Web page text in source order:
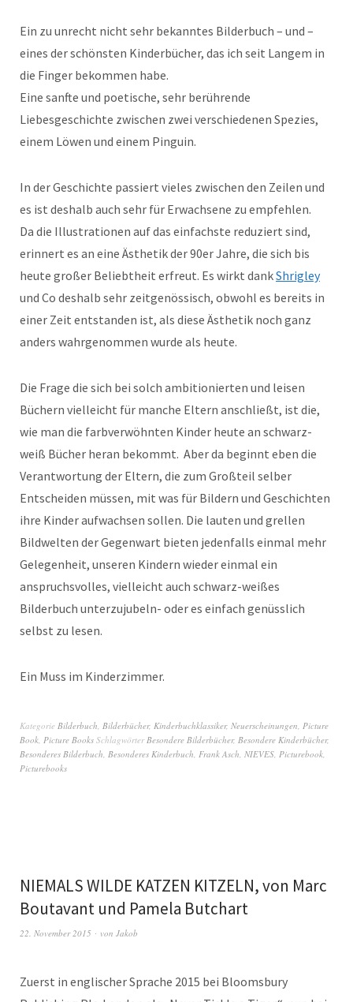
Ein zu unrecht nicht sehr bekanntes Bilderbuch – und –
eines der schönsten Kinderbücher, das ich seit Langem in
die Finger bekommen habe.
Eine sanfte und poetische, sehr berührende
Liebesgeschichte zwischen zwei verschiedenen Spezies,
einem Löwen und einem Pinguin.
In der Geschichte passiert vieles zwischen den Zeilen und
es ist deshalb auch sehr für Erwachsene zu empfehlen.
Da die Illustrationen auf das einfachste reduziert sind,
erinnert es an eine Ästhetik der 90er Jahre, die sich bis
heute großer Beliebtheit erfreut. Es wirkt dankShrigley
und Co deshalb sehr zeitgenössisch, obwohl es bereits in
einer Zeit entstanden ist, als diese Ästhetik noch ganz
anders wahrgenommen wurde als heute.
Die Frage die sich bei solch ambitionierten und leisen
Büchern vielleicht für manche Eltern anschließt, ist die,
wie man die farbverwöhnten Kinder heute an schwarz-
weiß Bücher heran bekommt. Aber da beginnt eben die
Verantwortung der Eltern, die zum Großteil selber
Entscheiden müssen, mit was für Bildern und Geschichten
ihre Kinder aufwachsen sollen. Die lauten und grellen
Bildwelten der Gegenwart bieten jedenfalls einmal mehr
Gelegenheit, unseren Kindern wieder einmal ein
anspruchsvolles, vielleicht auch schwarz-weißes
Bilderbuch unterzujubeln- oder es einfach genüsslich
selbst zu lesen.
Ein Muss im Kinderzimmer.
Kategorie Bilderbuch, Bilderbücher, Kinderbuchklassiker, Neuerscheinungen, Picture
Book, Picture Books SchlagwörterBesondere Bilderbücher, Besondere Kinderbücher,
Besonderes Bilderbuch, Besonderes Kinderbuch, Frank Asch, NIEVES, Picturebook,
Picturebooks
NIEMALS WILDE KATZEN KITZELN, von Marc
Boutavant und Pamela Butchart
22. November 2015 von Jakob
Zuerst in englischer Sprache 2015 bei Bloomsbury